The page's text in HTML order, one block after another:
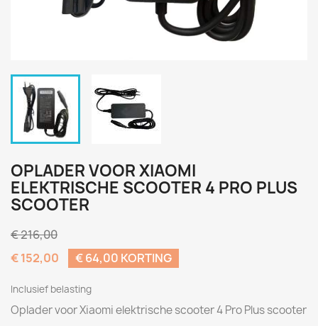
OPLADER VOOR XIAOMI
ELEKTRISCHE SCOOTER 4 PRO PLUS
SCOOTER
€ 216,00
€ 152,00
€ 64,00 KORTING
Inclusief belasting
Oplader voor Xiaomi elektrische scooter 4 Pro Plus scooter